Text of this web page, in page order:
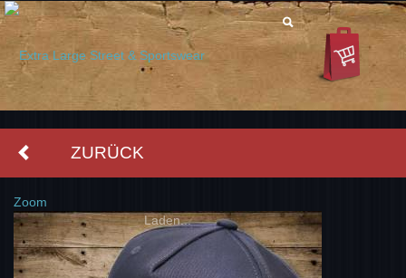
ZURÜCK
Zoom
Laden...